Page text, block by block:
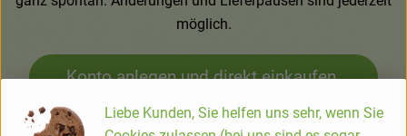
möglich.
Konto anlegen und direkt einkaufen.
Liebe Kunden, Sie helfen uns sehr, wenn Sie